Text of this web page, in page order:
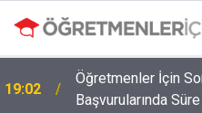
Öğretmenler İçin
Başvurularında
09:01
2026 Atama Sinyali
Öğretmen Aradığı